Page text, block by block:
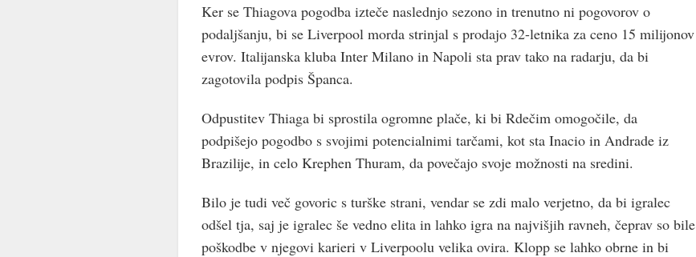
Ker se Thiagova pogodba izteče naslednjo sezono in trenutno ni pogovorov o
podaljšanju, bi se Liverpool morda strinjal s prodajo 32-letnika za ceno 15 milijonov
evrov. Italijanska kluba Inter Milano in Napoli sta prav tako na radarju, da bi
zagotovila podpis Španca.
Odpustitev Thiaga bi sprostila ogromne plače, ki bi Rdečim omogočile, da
podpišejo pogodbo s svojimi potencialnimi tarčami, kot sta Inacio in Andrade iz
Brazilije, in celo Krephen Thuram, da povečajo svoje možnosti na sredini.
Bilo je tudi več govoric s turške strani, vendar se zdi malo verjetno, da bi igralec
odšel tja, saj je igralec še vedno elita in lahko igra na najvišjih ravneh, čeprav so bile
poškodbe v njegovi karieri v Liverpoolu velika ovira. Klopp se lahko obrne in bi